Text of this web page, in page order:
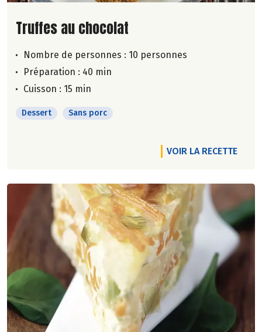
Lire la suite de la recette
Truffes au chocolat
Nombre de personnes : 10 personnes
Préparation : 40 min
Cuisson : 15 min
Dessert Sans porc
VOIR LA RECETTE